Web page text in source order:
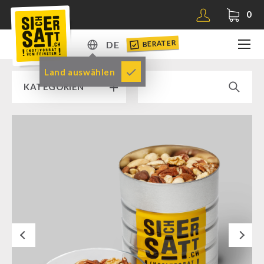
0
DE
DE
EN
Land auswählen
BERATER
KATEGORIEN
SICHERSATT PREMIUM NOTVORRAT
NR-72
Ergänzungs-Pakete
Next